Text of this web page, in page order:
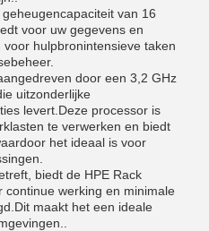
van 16
voor uw gegevens en
hulpbronintensieve taken
door een 3,2 GHz
uitzonderlijke
levert.Deze processor is
te verwerken en biedt
het ideaal is voor
biedt de HPE Rack
continue werking en minimale
maakt het een ideale